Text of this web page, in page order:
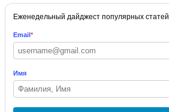
Еженедельный дайджест популярных статей
Email*
Имя